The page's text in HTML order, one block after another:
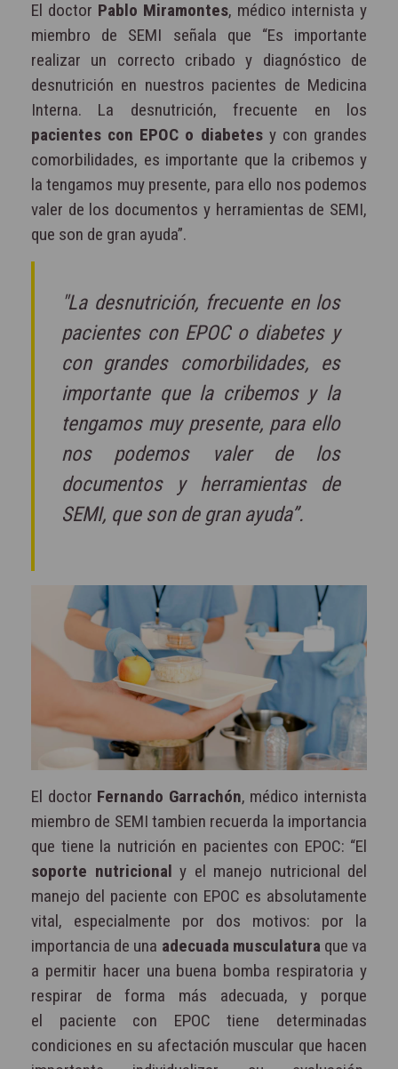
El doctor Pablo Miramontes, médico internista y
miembro de SEMI señala que “Es importante
realizar un correcto cribado y diagnóstico de
desnutrición en nuestros pacientes de Medicina
Interna. La desnutrición, frecuente en los
pacientes con EPOC o diabetesy con grandes
comorbilidades, es importante que la cribemos y
la tengamos muy presente, para ello nos podemos
valer de los documentos y herramientas de SEMI,
que son de gran ayuda”.
"La desnutrición, frecuente en los
pacientes con EPOC o diabetes y
con grandes comorbilidades, es
importante que la cribemos y la
tengamos muy presente, para ello
nos podemos valer de los
documentos y herramientas de
SEMI, que son de gran ayuda”.
El doctor Fernando Garrachón, médico internista
miembro de SEMI tambien recuerda la importancia
que tiene la nutrición en pacientes con EPOC: “El
soporte nutricional y el manejo nutricional del
manejo del paciente con EPOC es absolutamente
vital, especialmente por dos motivos: por la
importancia de una adecuada musculaturaque va
a permitir hacer una buena bomba respiratoria y
respirar de forma más adecuada, y porque
el paciente con EPOC tiene determinadas
condiciones en su afectación muscular que hacen